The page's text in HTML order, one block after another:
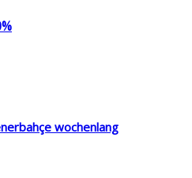
%
wochenlang